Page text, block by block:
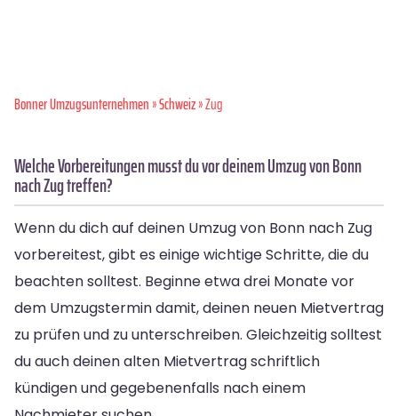
Bonner Umzugsunternehmen»Schweiz» Zug
Welche Vorbereitungen musst du vor deinem Umzug von Bonn
nach Zug treffen?
Wenn du dich auf deinen Umzug von Bonn nach Zug
vorbereitest, gibt es einige wichtige Schritte, die du
beachten solltest. Beginne etwa drei Monate vor
dem Umzugstermin damit, deinen neuen Mietvertrag
zu prüfen und zu unterschreiben. Gleichzeitig solltest
du auch deinen alten Mietvertrag schriftlich
kündigen und gegebenenfalls nach einem